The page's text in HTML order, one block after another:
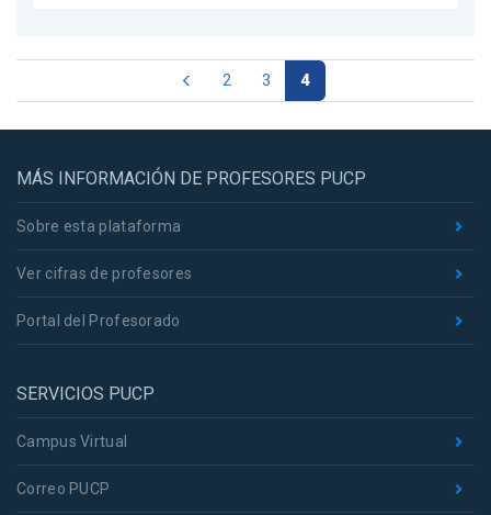
2 3 4
MÁS INFORMACIÓN DE PROFESORES PUCP
Sobre esta plataforma
Ver cifras de profesores
Portal del Profesorado
SERVICIOS PUCP
Campus Virtual
Correo PUCP